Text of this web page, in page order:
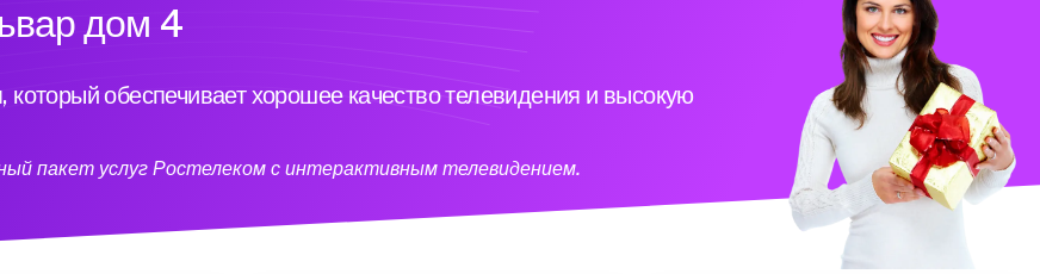
дом 4
обеспечивает хорошее качество телевидения и высокую
пакет услуг Ростелеком с интерактивным телевидением.